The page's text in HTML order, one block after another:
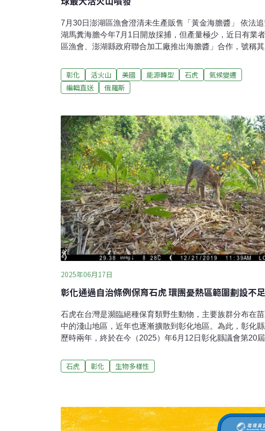
7月30日澎湖區漁會澄清未生產販售「黃金海膽醬」 依法
湖馬糞海膽今年7月1日開放採捕，但產量極少，近日有業
區漁會、澎湖縣政府聯合加工廠推出海膽醬」合作，號稱
醬」，呼籲民眾避免受騙，澎湖縣政府農漁局已提告。（自
曾文水庫洩洪創今年新高 下游高灘地農作損失嚴重30日受
台南、嘉義山區持續降下豪大雨，曾文水庫集水區24小時累
2150噸，創今年新高。受此影響，曾文溪下游高灘地農作
市長黃偉哲表示，將依循農業天然災害救助通報程序，全力
相關救助。（自由時報報導）
彰化 活火山 美國 能源轉型 石虎
氣候變遷
編輯直送
俄羅斯
2025年06月17日
彰化通過自治條例保育石虎 環團憂熱區範圍劃設不足
石虎在台灣是瀕臨絕種保育類野生動物，主要族群分布在
中的淺山地區，近年也逐漸擴散到彰化地區。為此，彰化
歷時兩年，終於在今（2025）年6月12日彰化縣議會第20
市，第三個為石虎保育制定自治條例的縣市。 「這不只是立法上的重要里
程碑，更是地方推動生態治理與保育行動的重要實踐。」彰
保育自治化應肯定 彰化環盟：棲地熱點應增加依據條例內
責任制定石虎保育計畫，並持續推動族群監測、友善棲地
石虎 彰化 生物多樣性